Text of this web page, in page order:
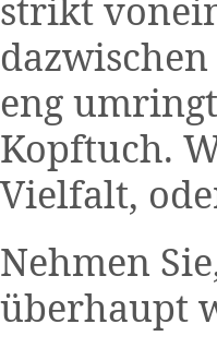
strikt
eng
Kopftuch.
Vielfalt,
Nehmen
überhaupt